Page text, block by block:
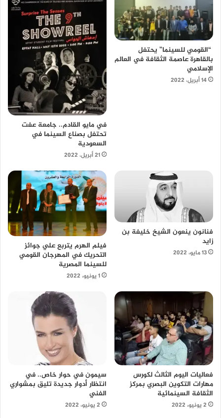
“القومي للسينما” يحتفل
بالقاهرة عاصمة الثقافة في العالم
الإسلامي
14 أبريل، 2022
في مايو القادم.. جامعة عفت
تحتفل بصناع السينما في
السعودية
21 أبريل، 2022
فنانون ينعون الشيخ خليفة بن
زايد
13 مايو، 2022
فيلم الهرم يتربع علي جوائز
التحريك في المهرجان القومي
للسينما المصرية
1 يونيو، 2022
فعاليات اليوم الثالث لكورس
مهارات التكوين البصري بمركز
الثقافة السينمائية
2 يونيو، 2022
سيمون في حوار خاص.. في
انتظار أدوار جديدة تليق بمشواري
الفني
2 يونيو، 2022